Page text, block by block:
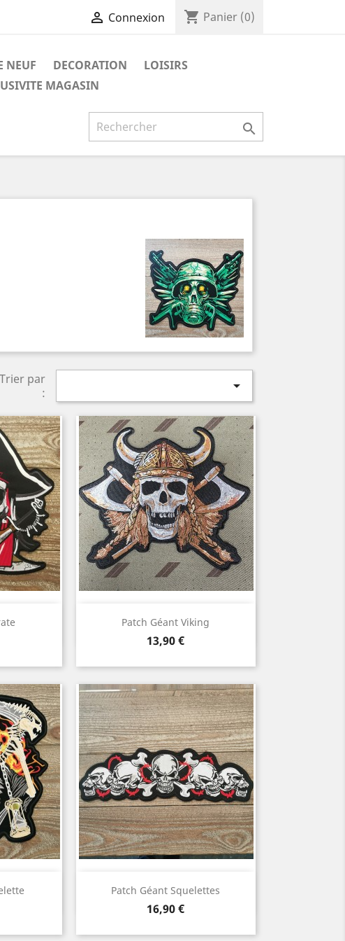
 Connexion shopping_cart Panier (0)
NEUF DECORATION
LOISIRS
MAGASIN

Trier par
:

Patch Géant Viking
Prix
13,90 €
Aperçu rapide
Patch Géant Squelettes
Prix
16,90 €
Aperçu rapide